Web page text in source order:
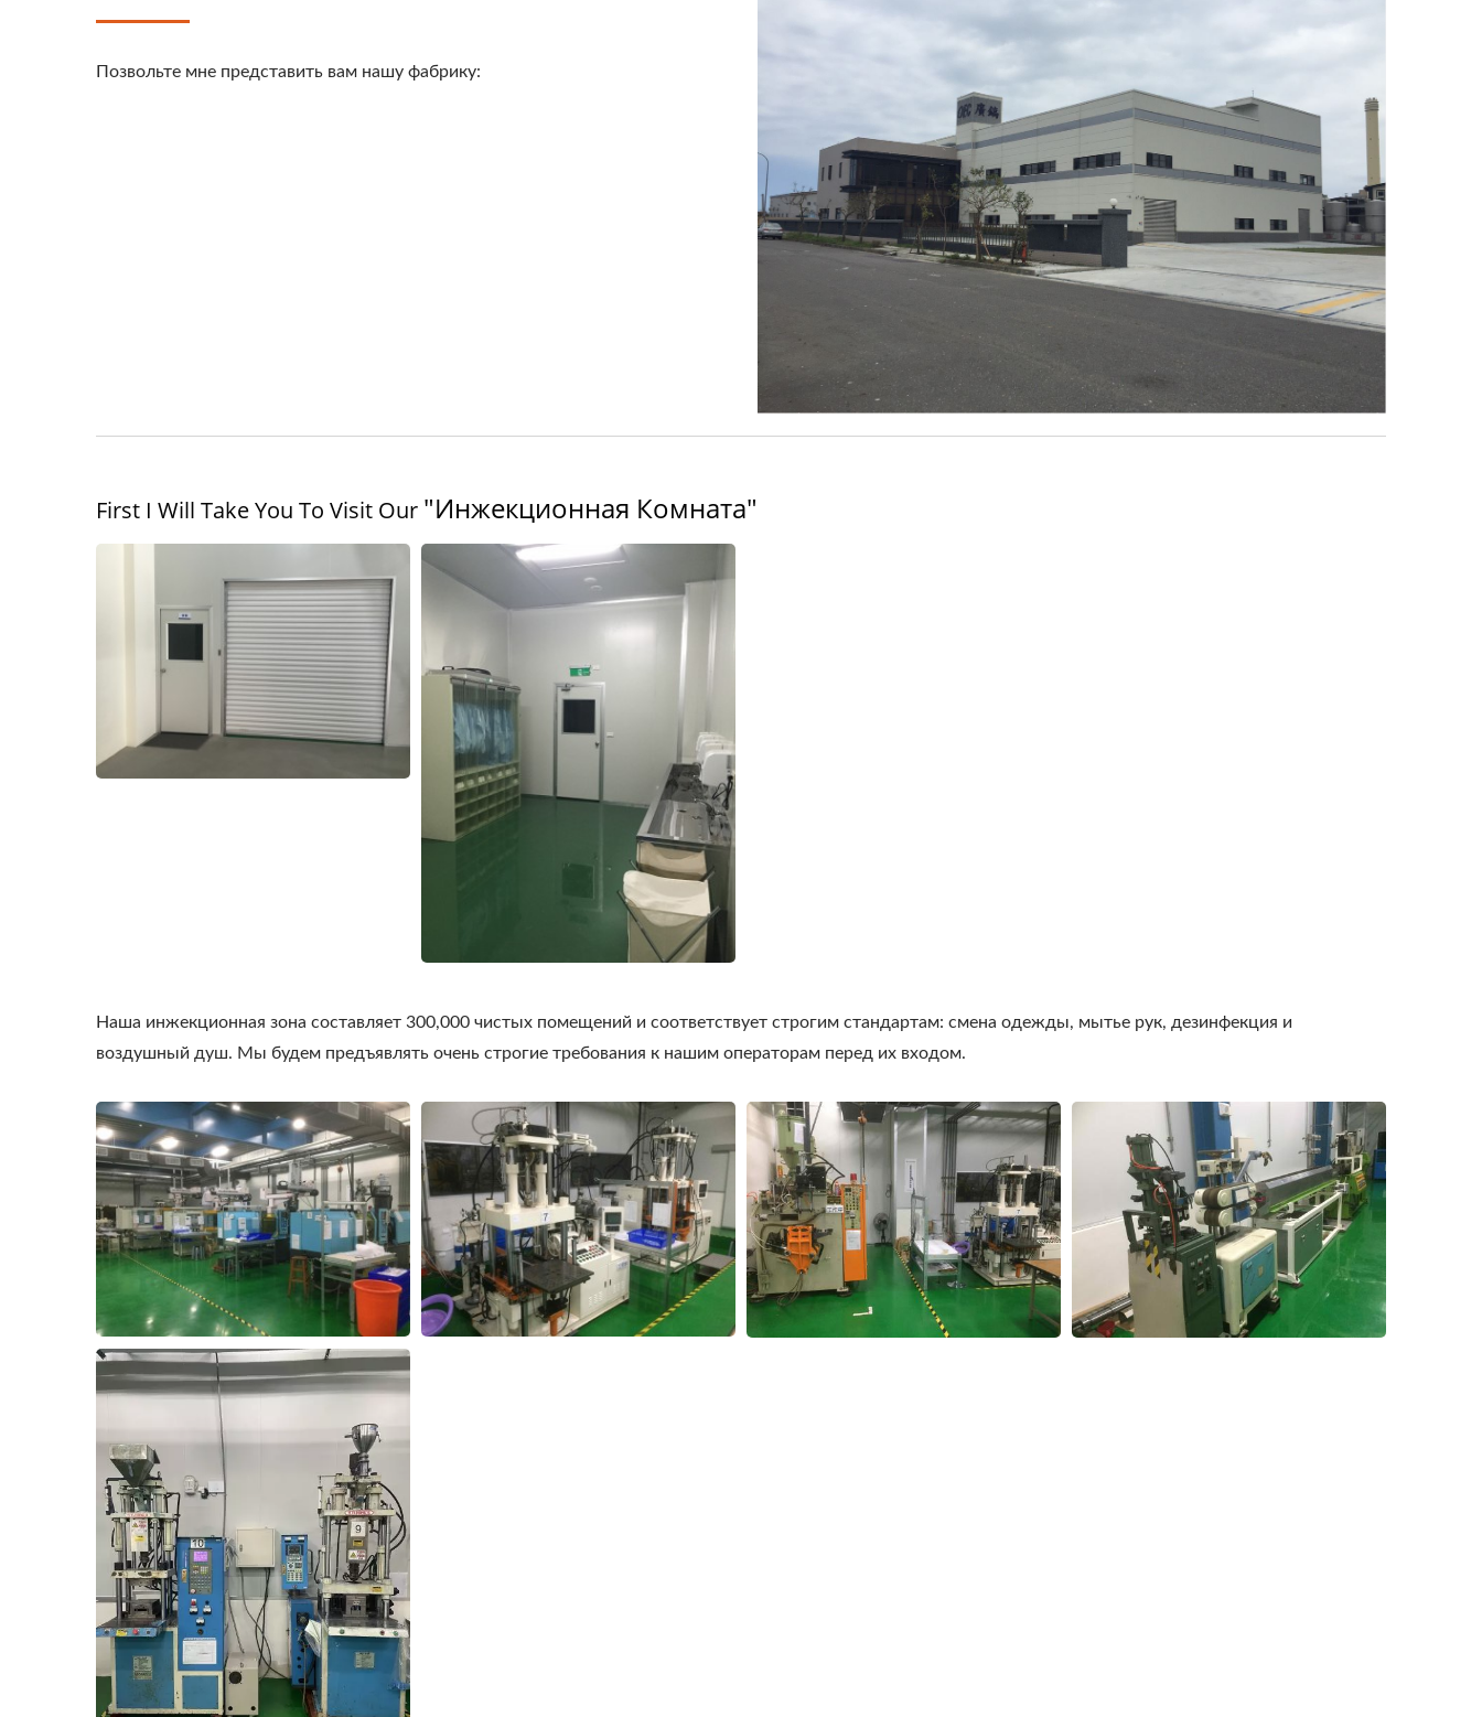
Позвольте мне представить вам нашу фабрику:
First I Will Take You To Visit Our "Инжекционная Комната"
Наша инжекционная зона составляет 300,000 чистых помещений и соответствует строгим стандартам: смена одежды, мытье рук, дезинфекция и
воздушный душ. Мы будем предъявлять очень строгие требования к нашим операторам перед их входом.